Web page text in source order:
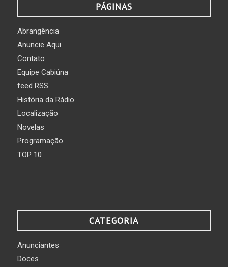
PÁGINAS
Abrangência
Anuncie Aqui
Contato
Equipe Cabiúna
feed RSS
História da Rádio
Localização
Novelas
Programação
TOP 10
CATEGORIA
Anunciantes
Doces